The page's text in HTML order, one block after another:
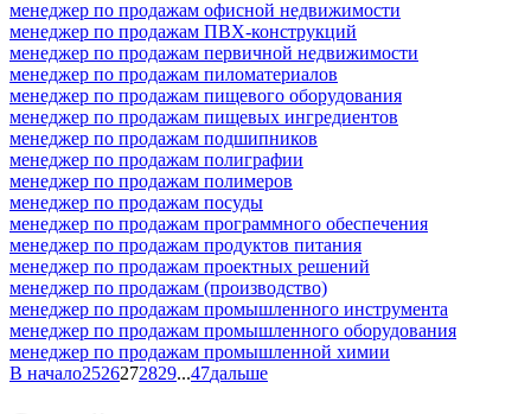
менеджер по продажам офисной недвижимости
менеджер по продажам ПВХ-конструкций
менеджер по продажам первичной недвижимости
менеджер по продажам пиломатериалов
менеджер по продажам пищевого оборудования
менеджер по продажам пищевых ингредиентов
менеджер по продажам подшипников
менеджер по продажам полиграфии
менеджер по продажам полимеров
менеджер по продажам посуды
менеджер по продажам программного обеспечения
менеджер по продажам продуктов питания
менеджер по продажам проектных решений
менеджер по продажам (производство)
менеджер по продажам промышленного инструмента
менеджер по продажам промышленного оборудования
менеджер по продажам промышленной химии
В начало2526272829...47дальше